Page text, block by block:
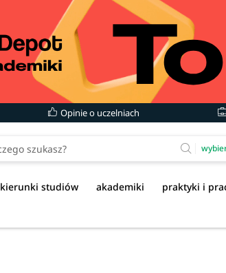
Opinie o uczelniach
kierunki studiów akademiki praktyki i